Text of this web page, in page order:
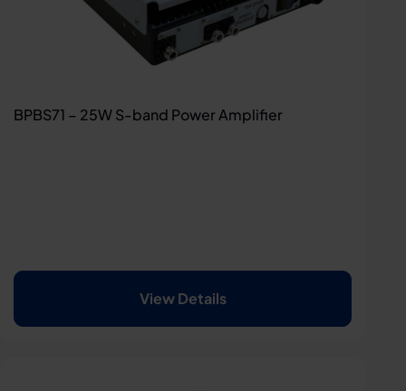
BPBS71 – 25W S-band Power Amplifier
View Details